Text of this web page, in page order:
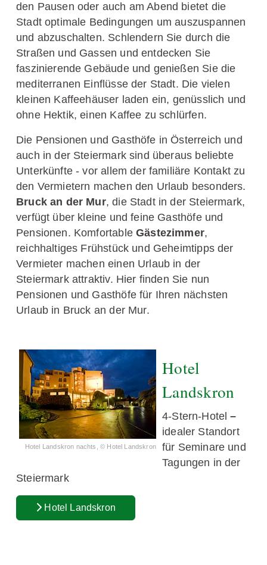
den Pausen oder auch am Abend bietet die
Stadt optimale Bedingungen um auszuspannen
und abzuschalten. Schlendern Sie durch die
Straßen und Gassen und entdecken Sie
faszinierende Gebäude und genießen Sie die
mediterranen Einflüsse der Stadt. Die vielen
kleinen Kaffeehäuser laden ein, genüsslich und
ohne Hektik, einen Kaffee zu schlürfen.
Die Pensionen und Gasthöfe in Österreich und
auch in der Steiermark sind überaus beliebte
Unterkünfte - vor allem der familiäre Kontakt zu
den Vermietern machen den Urlaub besonders.
Bruck an der Mur, die Stadt in der Steiermark,
verfügt über kleine und feine Gasthöfe und
Pensionen. KomfortableGästezimmer,
reichhaltiges Frühstück und Geheimtipps der
Vermieter machen einen Urlaub in der
Steiermark attraktiv. Hier finden Sie nun
Pensionen und Gasthöfe für Ihren nächsten
Urlaub in Bruck an der Mur.
Hotel Landskron nachts, © Hotel Landskron
Hotel
Landskron
4-Stern-Hotel–
idealer Standort
für Seminare und
Tagungen in der
Steiermark
Hotel Landskron